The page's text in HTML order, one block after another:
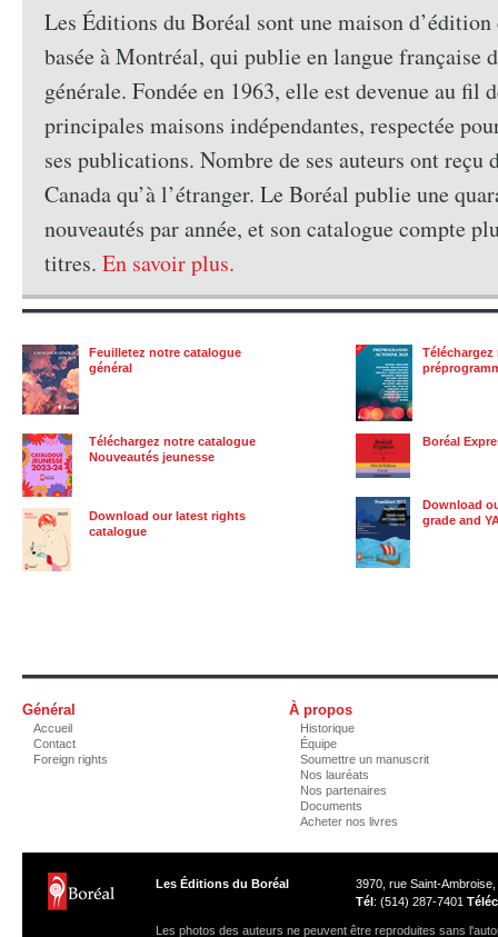
Les Éditions du Boréal sont une maison d’édition
basée à Montréal, qui publie en langue française
générale. Fondée en 1963, elle est devenue au fil
principales maisons indépendantes, respectée
ses publications. Nombre de ses auteurs ont reçu
Canada qu’à l’étranger. Le Boréal publie une
nouveautés par année, et son catalogue compte
titres. En savoir plus.
Feuilletez notre catalogue
général
Téléchargez notre catalogue
Nouveautés jeunesse
Boréal
Download our latest rights
catalogue
Download
grade and
Général
Accueil
Contact
Foreign rights
À propos
Historique
Équipe
Soumettre un manuscrit
Nos lauréats
Nos partenaires
Documents
Acheter nos livres
Les Éditions du Boréal
3970, rue Saint-
Tél: (514) 287-7401 Téléc
Les photos des auteurs ne peuvent être reproduites sans